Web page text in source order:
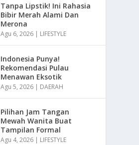
Tanpa Lipstik! Ini Rahasia
Bibir Merah Alami Dan
Merona
Agu 6, 2026 | LIFESTYLE
Indonesia Punya!
Rekomendasi Pulau
Menawan Eksotik
Agu 5, 2026 | DAERAH
Pilihan Jam Tangan
Mewah Wanita Buat
Tampilan Formal
Agu 4, 2026 | LIFESTYLE